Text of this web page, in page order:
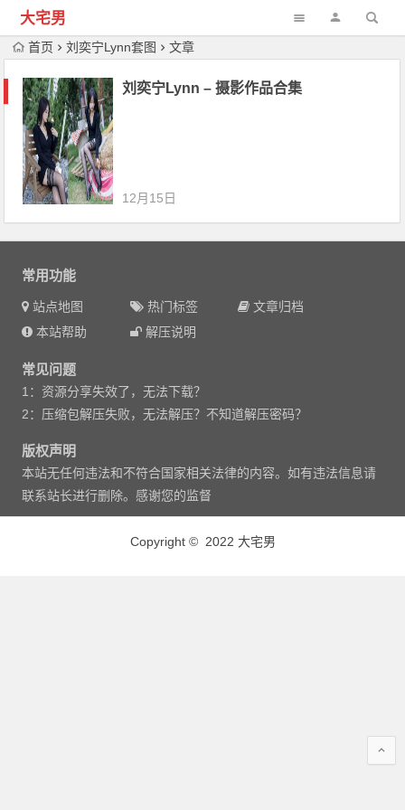
大宅男
首页 刘奕宁Lynn套图 文章
刘奕宁Lynn – 摄影作品合集
12月15日
常用功能
站点地图 热门标签
文章归档
本站帮助
解压说明
常见问题
1：资源分享失效了，无法下载？
2：压缩包解压失败，无法解压？不知道解压密码？
版权声明
本站无任何违法和不符合国家相关法律的内容。如有违法信息请
联系站长进行删除。感谢您的监督
Copyright © 2022 大宅男